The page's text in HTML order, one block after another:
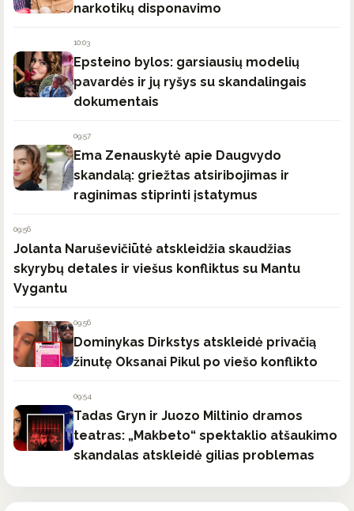
narkotikų disponavimo
10:03
Epsteino bylos: garsiausių modelių
pavardės ir jų ryšys su skandalingais
dokumentais
09:57
Ema Zenauskytė apie Daugvydo
skandalą: griežtas atsiribojimas ir
raginimas stiprinti įstatymus
09:56
Jolanta Naruševičiūtė atskleidžia skaudžias
skyrybų detales ir viešus konfliktus su Mantu
Vygantu
09:56
Dominykas Dirkstys atskleidė privačią
žinutę Oksanai Pikul po viešo konflikto
09:54
Tadas Gryn ir Juozo Miltinio dramos
teatras: „Makbeto“ spektaklio atšaukimo
skandalas atskleidė gilias problemas